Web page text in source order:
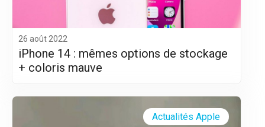
26 août 2022
iPhone 14 : mêmes options de stockage
+ coloris mauve
Actualités Apple